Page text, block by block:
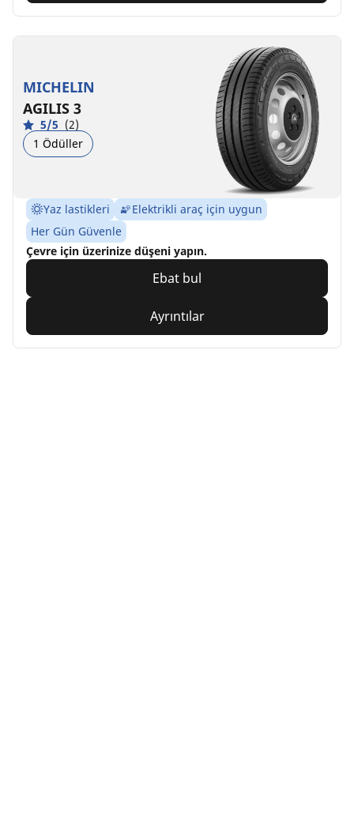
MICHELIN
AGILIS 3
5/5 (2)
1 Ödüller
Yaz lastikleri
Elektrikli araç için uygun
Her Gün Güvenle
Çevre için üzerinize düşeni yapın.
Ebat bul
Ayrıntılar